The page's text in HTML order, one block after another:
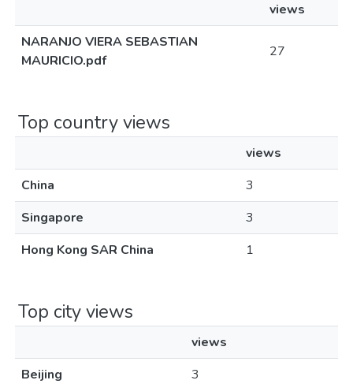
views
NARANJO VIERA SEBASTIAN
MAURICIO.pdf
27
Top country views
views
China
3
Singapore
3
Hong Kong SAR China
1
Top city views
views
Beijing
3